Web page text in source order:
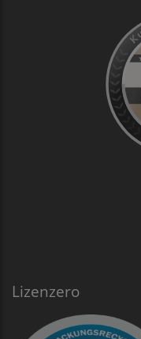
Lizenzero